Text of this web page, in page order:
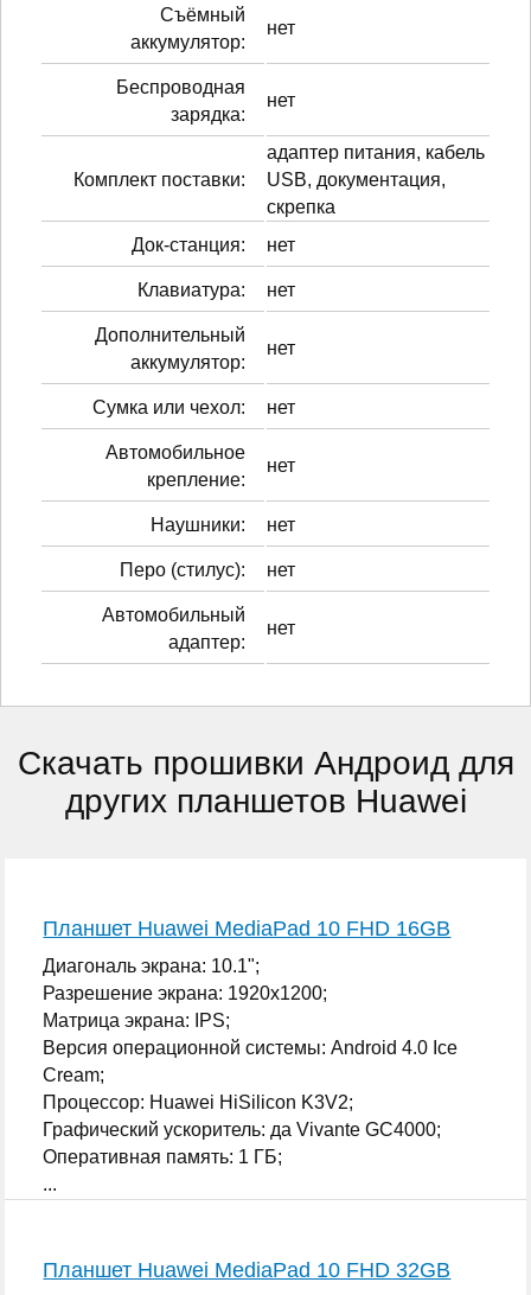
Cъёмный
аккумулятор:
нет
Беспроводная
зарядка:
нет
Комплект поставки:
адаптер питания, кабель
USB, документация,
скрепка
Док-станция:
нет
Клавиатура: нет
Дополнительный
аккумулятор:
нет
Сумка или чехол: нет
Автомобильное
крепление:
нет
Наушники: нет
Перо (стилус): нет
Автомобильный
адаптер:
нет
Скачать прошивки Андроид для
других планшетов Huawei
Планшет Huawei MediaPad 10 FHD 16GB
Диагональ экрана: 10.1";
Разрешение экрана: 1920x1200;
Матрица экрана: IPS;
Версия операционной системы: Android 4.0 Ice
Cream;
Процессор: Huawei HiSilicon K3V2;
Графический ускоритель: да Vivante GC4000;
Оперативная память: 1 ГБ;
...
Планшет Huawei MediaPad 10 FHD 32GB